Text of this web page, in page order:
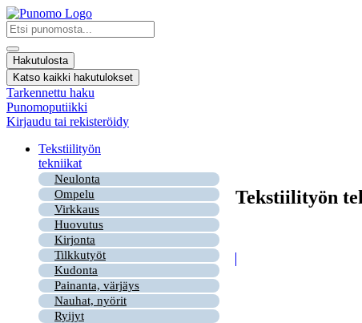
Mene
sisältöön
Search
...
Hakutulosta
Katso kaikki hakutulokset
Tarkennettu haku
Punomoputiikki
Kirjaudu tai rekisteröidy
Tekstiilityön
tekniikat
Neulonta
Ompelu
Virkkaus
Huovutus
Kirjonta
Tilkkutyöt
Kudonta
Painanta, värjäys
Nauhat, nyörit
Ryijyt
Tekstiilityön